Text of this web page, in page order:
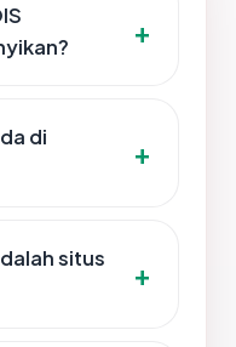
di
situs